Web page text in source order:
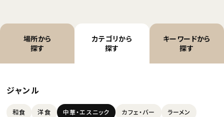
場所から
探す
カテゴリから
探す
キーワードから
探す
ジャンル
和食 洋食 中華・エスニック カフェ・バー
ラーメン